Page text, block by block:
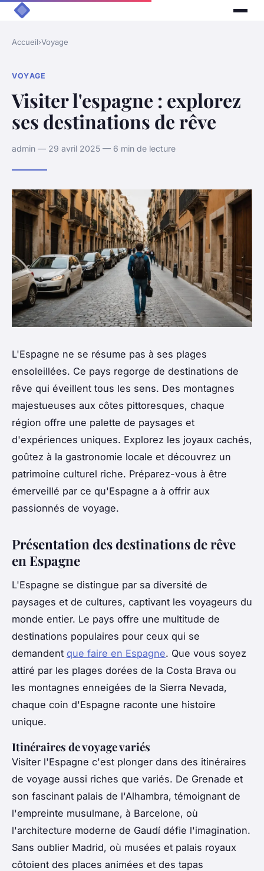
Accueil›Voyage
VOYAGE
Visiter l'espagne : explorez
ses destinations de rêve
admin — 29 avril 2025 — 6 min de lecture
L'Espagne ne se résume pas à ses plages
ensoleillées. Ce pays regorge de destinations de
rêve qui éveillent tous les sens. Des montagnes
majestueuses aux côtes pittoresques, chaque
région offre une palette de paysages et
d'expériences uniques. Explorez les joyaux cachés,
goûtez à la gastronomie locale et découvrez un
patrimoine culturel riche. Préparez-vous à être
émerveillé par ce qu'Espagne a à offrir aux
passionnés de voyage.
Présentation des destinations de rêve
en Espagne
L'Espagne se distingue par sa diversité de
paysages et de cultures, captivant les voyageurs du
monde entier. Le pays offre une multitude de
destinations populaires pour ceux qui se
demandent que faire en Espagne. Que vous soyez
attiré par les plages dorées de la Costa Brava ou
les montagnes enneigées de la Sierra Nevada,
chaque coin d'Espagne raconte une histoire
unique.
Itinéraires de voyage variés
Visiter l'Espagne c'est plonger dans des itinéraires
de voyage aussi riches que variés. De Grenade et
son fascinant palais de l'Alhambra, témoignant de
l'empreinte musulmane, à Barcelone, où
l'architecture moderne de Gaudí défie l'imagination.
Sans oublier Madrid, où musées et palais royaux
côtoient des places animées et des tapas